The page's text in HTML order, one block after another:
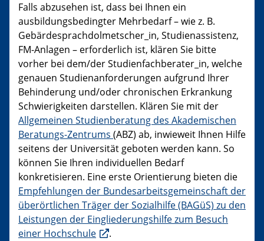
Falls abzusehen ist, dass bei Ihnen ein
ausbildungsbedingter Mehrbedarf – wie z. B.
Gebärdesprachdolmetscher_in, Studienassistenz,
FM-Anlagen – erforderlich ist, klären Sie bitte
vorher bei dem/der Studienfachberater_in, welche
genauen Studienanforderungen aufgrund Ihrer
Behinderung und/oder chronischen Erkrankung
Schwierigkeiten darstellen. Klären Sie mit der
Allgemeinen Studienberatung des Akademischen
Beratungs-Zentrums (ABZ) ab, inwieweit Ihnen Hilfe
seitens der Universität geboten werden kann. So
können Sie Ihren individuellen Bedarf
konkretisieren. Eine erste Orientierung bieten die
Empfehlungen der Bundesarbeitsgemeinschaft der
überörtlichen Träger der Sozialhilfe (BAGüS) zu den
Leistungen der Eingliederungshilfe zum Besuch
einer Hochschule
.